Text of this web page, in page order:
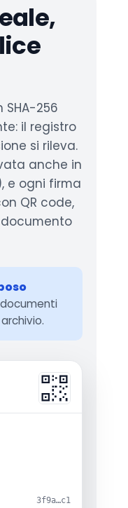
256
il registro
si rileva.
anche in
e ogni firma
QR code,
3f9a…c1